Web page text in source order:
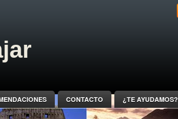
CONTACTO ¿TE AYUDAMOS?